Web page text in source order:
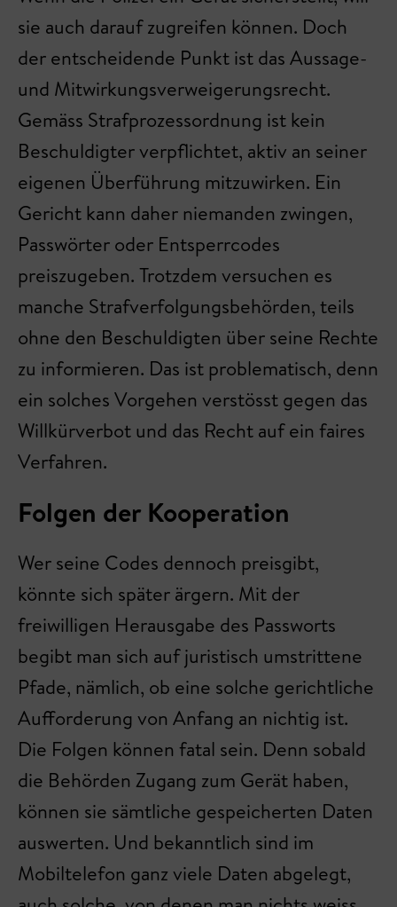
sie auch darauf zugreifen können. Doch
der entscheidende Punkt ist das Aussage-
und Mitwirkungsverweigerungsrecht.
Gemäss Strafprozessordnung ist kein
Beschuldigter verpflichtet, aktiv an seiner
eigenen Überführung mitzuwirken. Ein
Gericht kann daher niemanden zwingen,
Passwörter oder Entsperrcodes
preiszugeben. Trotzdem versuchen es
manche Strafverfolgungsbehörden, teils
ohne den Beschuldigten über seine Rechte
zu informieren. Das ist problematisch, denn
ein solches Vorgehen verstösst gegen das
Willkürverbot und das Recht auf ein faires
Verfahren.
Folgen der Kooperation
Wer seine Codes dennoch preisgibt,
könnte sich später ärgern. Mit der
freiwilligen Herausgabe des Passworts
begibt man sich auf juristisch umstrittene
Pfade, nämlich, ob eine solche gerichtliche
Aufforderung von Anfang an nichtig ist.
Die Folgen können fatal sein. Denn sobald
die Behörden Zugang zum Gerät haben,
können sie sämtliche gespeicherten Daten
auswerten. Und bekanntlich sind im
Mobiltelefon ganz viele Daten abgelegt,